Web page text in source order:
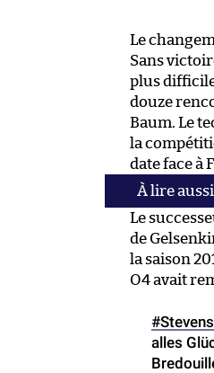
Le
Sans
plus
douze
Baum. Le
la
date face à
Le
de
la saison
O4 avait
#Stevens
alles